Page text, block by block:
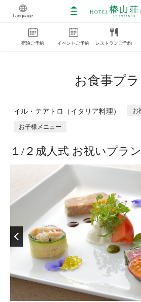
Language
宿泊ご予約 イベント ご予約 レストラン ご予約
お食事プ
イル・テアトロ（イタリア料理） お
お子様メニュー
１/２成人式 お祝いプラン